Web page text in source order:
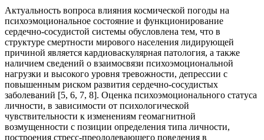
Актуальность вопроса влияния космической погоды на
психоэмоциональное состояние и функционирование
сердечно-сосудистой системы обусловлена тем, что в
структуре смертности мирового населения лидирующей
причиной является кардиоваскулярная патология, а также
наличием сведений о взаимосвязи психоэмоциональной
нагрузки и высокого уровня тревожности, депрессии с
повышенным риском развития сердечно-сосудистых
заболеваний [5, 6, 7, 8]. Оценка психоэмоционального статуса
личности, в зависимости от психологической
чувствительности к изменениям геомагнитной
возмущенности с позиции определения типа личности,
построения стресс-преодолевающего поведения в